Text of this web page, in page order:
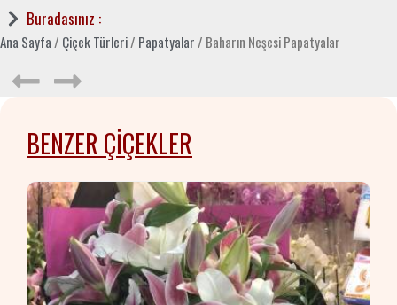
Buradasınız :
Ana Sayfa / Çiçek Türleri/ Papatyalar / Baharın Neşesi Papatyalar
BENZER ÇIÇEKLER